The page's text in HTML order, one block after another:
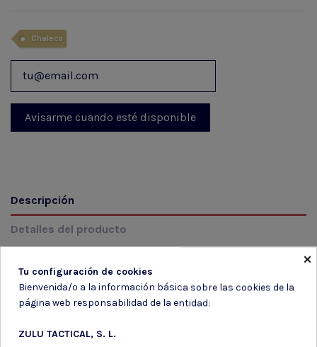
Chaleco
Descripción
Detalles del producto
MODELO: 13463201 Color: 264 VERDE Talla: S/T
×
Tu configuración de cookies
Bienvenida/o a la información básica sobre las cookies de la
página web responsabilidad de la entidad:
ZULU TACTICAL, S. L.